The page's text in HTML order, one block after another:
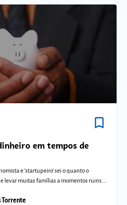
bookmark_border
em tempos de
e 'startupeiro' sei o quanto o
levar muitas famílias a momentos ruins.
Torrente